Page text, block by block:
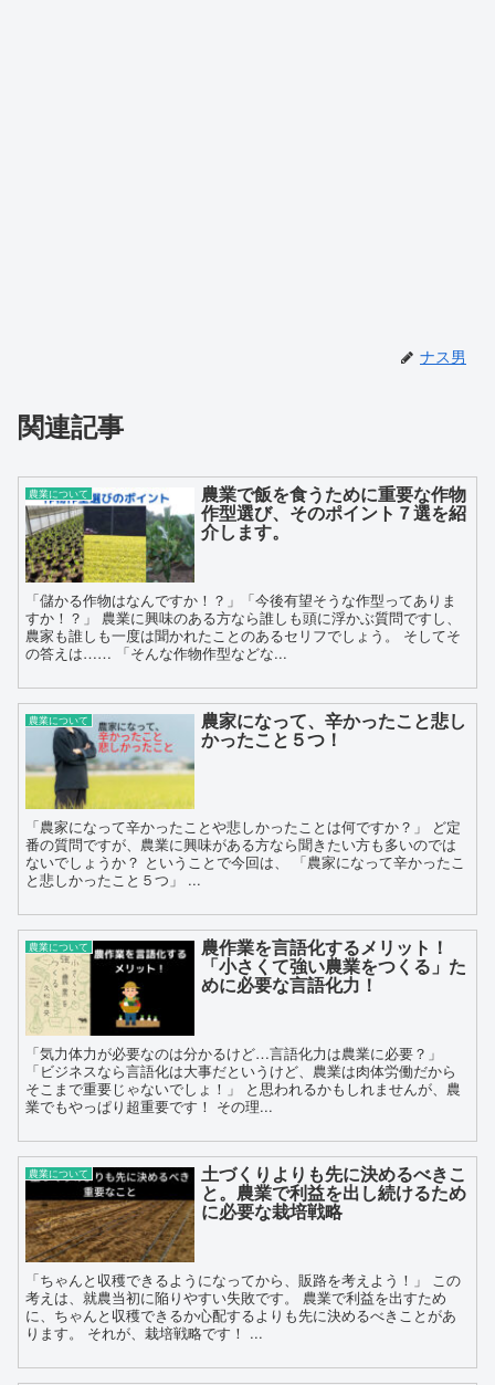
ナス男
関連記事
農業について 農業で飯を食うために重要な作物
作型選び、そのポイント７選を紹
介します。
「儲かる作物はなんですか！？」「今後有望そうな作型ってありま
すか！？」 農業に興味のある方なら誰しも頭に浮かぶ質問ですし、
農家も誰しも一度は聞かれたことのあるセリフでしょう。 そしてそ
の答えは…… 「そんな作物作型などな...
農業について 農家になって、辛かったこと悲し
かったこと５つ！
「農家になって辛かったことや悲しかったことは何ですか？」 ど定
番の質問ですが、農業に興味がある方なら聞きたい方も多いのでは
ないでしょうか？ ということで今回は、 「農家になって辛かったこ
と悲しかったこと５つ」 ...
農業について 農作業を言語化するメリット！
「小さくて強い農業をつくる」た
めに必要な言語化力！
「気力体力が必要なのは分かるけど…言語化力は農業に必要？」
「ビジネスなら言語化は大事だというけど、農業は肉体労働だから
そこまで重要じゃないでしょ！」 と思われるかもしれませんが、農
業でもやっぱり超重要です！ その理...
農業について 土づくりよりも先に決めるべきこ
と。農業で利益を出し続けるため
に必要な栽培戦略
「ちゃんと収穫できるようになってから、販路を考えよう！」 この
考えは、就農当初に陥りやすい失敗です。 農業で利益を出すため
に、ちゃんと収穫できるか心配するよりも先に決めるべきことがあ
ります。 それが、栽培戦略です！ ...